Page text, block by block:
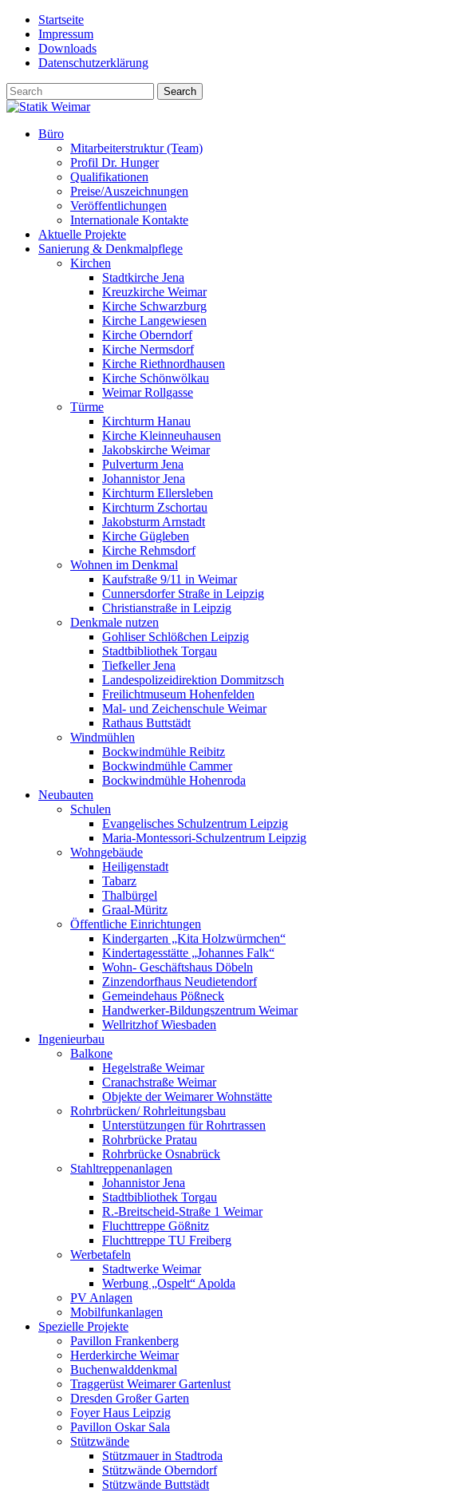
Skip
content
Startseite
Impressum
Downloads
Datenschutzerklärung
Büro
Mitarbeiterstruktur (Team)
Profil Dr. Hunger
Qualifikationen
Preise/Auszeichnungen
Veröffentlichungen
Internationale Kontakte
Aktuelle Projekte
Sanierung & Denkmalpflege
Kirchen
Stadtkirche Jena
Kreuzkirche Weimar
Kirche Schwarzburg
Kirche Langewiesen
Kirche Oberndorf
Kirche Nermsdorf
Kirche Riethnordhausen
Kirche Schönwölkau
Weimar Rollgasse
Türme
Kirchturm Hanau
Kirche Kleinneuhausen
Jakobskirche Weimar
Pulverturm Jena
Johannistor Jena
Kirchturm Ellersleben
Kirchturm Zschortau
Jakobsturm Arnstadt
Kirche Gügleben
Kirche Rehmsdorf
Wohnen im Denkmal
Kaufstraße 9/11 in Weimar
Cunnersdorfer Straße in Leipzig
Christianstraße in Leipzig
Denkmale nutzen
Gohliser Schlößchen Leipzig
Stadtbibliothek Torgau
Tiefkeller Jena
Landespolizeidirektion Dommitzsch
Freilichtmuseum Hohenfelden
Mal- und Zeichenschule Weimar
Rathaus Buttstädt
Windmühlen
Bockwindmühle Reibitz
Bockwindmühle Cammer
Bockwindmühle Hohenroda
Neubauten
Schulen
Evangelisches Schulzentrum Leipzig
Maria-Montessori-Schulzentrum Leipzig
Wohngebäude
Heiligenstadt
Tabarz
Thalbürgel
Graal-Müritz
Öffentliche Einrichtungen
Kindergarten „Kita Holzwürmchen“
Kindertagesstätte „Johannes Falk“
Wohn- Geschäftshaus Döbeln
Zinzendorfhaus Neudietendorf
Gemeindehaus Pößneck
Handwerker-Bildungszentrum Weimar
Wellritzhof Wiesbaden
Ingenieurbau
Balkone
Hegelstraße Weimar
Cranachstraße Weimar
Objekte der Weimarer Wohnstätte
Rohrbrücken/ Rohrleitungsbau
Unterstützungen für Rohrtrassen
Rohrbrücke Pratau
Rohrbrücke Osnabrück
Stahltreppenanlagen
Johannistor Jena
Stadtbibliothek Torgau
R.-Breitscheid-Straße 1 Weimar
Fluchttreppe Gößnitz
Fluchttreppe TU Freiberg
Werbetafeln
Stadtwerke Weimar
Werbung „Ospelt“ Apolda
PV Anlagen
Mobilfunkanlagen
Spezielle Projekte
Pavillon Frankenberg
Herderkirche Weimar
Buchenwalddenkmal
Traggerüst Weimarer Gartenlust
Dresden Großer Garten
Foyer Haus Leipzig
Pavillon Oskar Sala
Stützwände
Stützmauer in Stadtroda
Stützwände Oberndorf
Stützwände Buttstädt